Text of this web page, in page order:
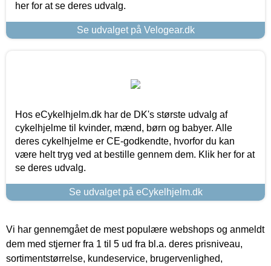
her for at se deres udvalg.
Se udvalget på Velogear.dk
Hos eCykelhjelm.dk har de DK's største udvalg af
cykelhjelme til kvinder, mænd, børn og babyer. Alle
deres cykelhjelme er CE-godkendte, hvorfor du kan
være helt tryg ved at bestille gennem dem. Klik her for at
se deres udvalg.
Se udvalget på eCykelhjelm.dk
Vi har gennemgået de mest populære webshops og anmeldt
dem med stjerner fra 1 til 5 ud fra bl.a. deres prisniveau,
sortimentstørrelse, kundeservice, brugervenlighed,